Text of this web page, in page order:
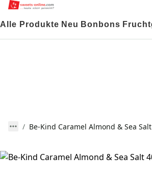
Alle Produkte Neu Bonbons
Be-Kind Caramel Almond & Sea